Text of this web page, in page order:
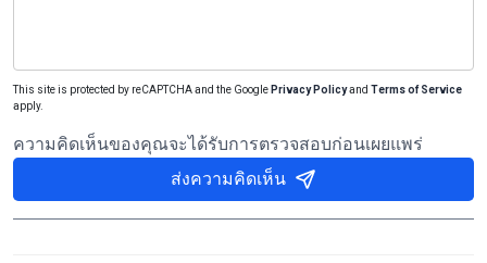
This site is protected by reCAPTCHA and the Google Privacy Policyand Terms of Service
apply.
ความคิดเห็นของคุณจะได้รับการตรวจสอบก่อนเผยแพร่
ส่งความคิดเห็น